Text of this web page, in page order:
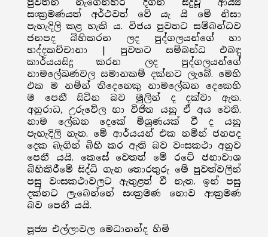
පුවතින් නැගෙනහිරි දිගින් සිදුවූ ආර්‍ය්‍ය
සංක්‍රමණයත් අර්ථවත් වේ යැ යි මේ නිසා
පැහැදිලි කළ හැකි ය. විජය පුවතට සම්බන්ධව
ජනපද බිහිකරන ලද පුද්ගලයන්ගේ හා
භද්දකච්චානා | පුවතට සම්බන්ධ එබඳු
කාර්යයසිදු කරන ලද පුද්ගලයන්ගේ
නාමලේඛණවල සමානකම් දක්නට ලැබේ. මෙහි
එක ම නමින් තිදෙනෙකු නාමලේඛන දෙකෙහි
ම පෙනී සිටින බව මුලින් ද දක්වා ඇත.
අනුරාධ, උරුවේල හා විජිත යනු ඒ අය වෙති.
නාම ලේඛන දෙකේ මිශ්‍රණයක් වී ද යනු
පැහැදිලි නැත. මේ ආර්යයන් එක නමින් ජනපද
දෙක බැගින් බිහි කර ඇති බව වංසකථා අනුව
පෙනී යයි. කෙසේ වෙතත් මේ රටේ ජනාවාශ
බිහිකිරීමේ සිද්ධි ගැන තොරතුරු මේ පුවත්වලින්
පසු වංසකථාවලට ඇතුළත් වී නැත. ඉන් පසු
දක්නට ලැබෙන්නේ සංක්‍රමණ නොව ආක්‍රමණ
බව පෙනී යයි.
පූජ්‍ය එල්ලාවල මෙධානන්ද හිමි